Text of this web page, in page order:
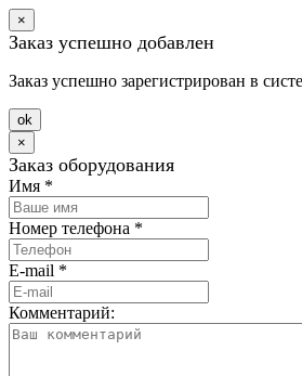
×
Заказ успешно добавлен
Заказ успешно зарегистрирован в
оk
×
Заказ оборудования
Имя *
Номер телефона *
E-mail *
Комментарий: